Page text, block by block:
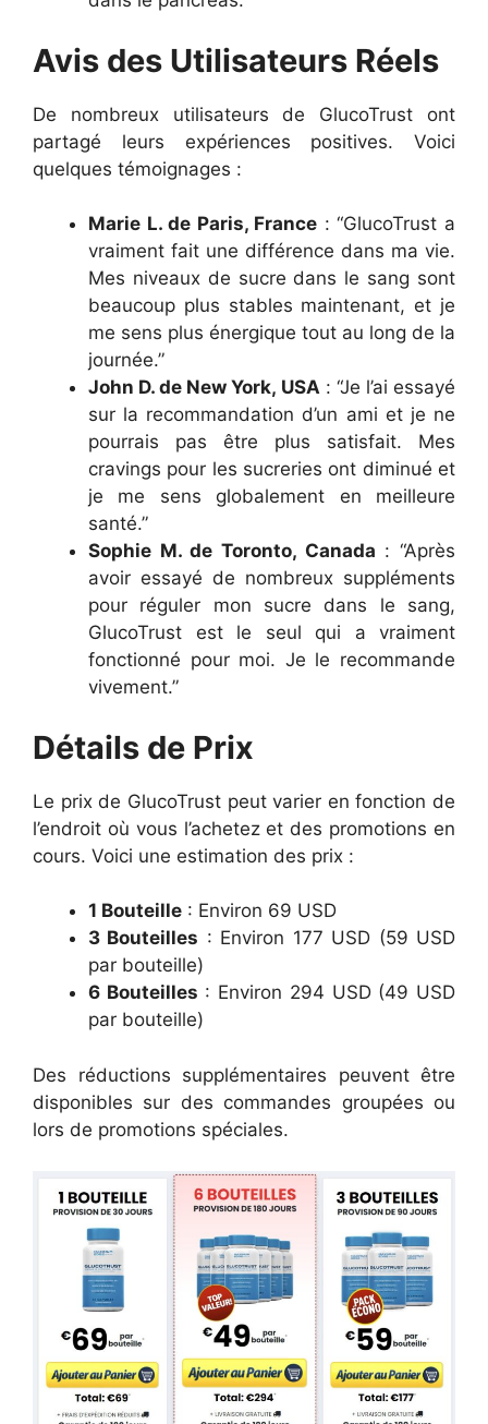
Avis des Utilisateurs Réels
De nombreux utilisateurs de GlucoTrust ont
partagé leurs expériences positives. Voici
quelques témoignages :
Marie L. de Paris, France : “GlucoTrust a
vraiment fait une différence dans ma vie.
Mes niveaux de sucre dans le sang sont
beaucoup plus stables maintenant, et je
me sens plus énergique tout au long de la
journée.”
John D. de New York, USA: “Je l’ai essayé
sur la recommandation d’un ami et je ne
pourrais pas être plus satisfait. Mes
cravings pour les sucreries ont diminué et
je me sens globalement en meilleure
santé.”
Sophie M. de Toronto, Canada : “Après
avoir essayé de nombreux suppléments
pour réguler mon sucre dans le sang,
GlucoTrust est le seul qui a vraiment
fonctionné pour moi. Je le recommande
vivement.”
Détails de Prix
Le prix de GlucoTrust peut varier en fonction de
l’endroit où vous l’achetez et des promotions en
cours. Voici une estimation des prix :
1 Bouteille : Environ 69 USD
3 Bouteilles : Environ 177 USD (59 USD
par bouteille)
6 Bouteilles : Environ 294 USD (49 USD
par bouteille)
Des réductions supplémentaires peuvent être
disponibles sur des commandes groupées ou
lors de promotions spéciales.